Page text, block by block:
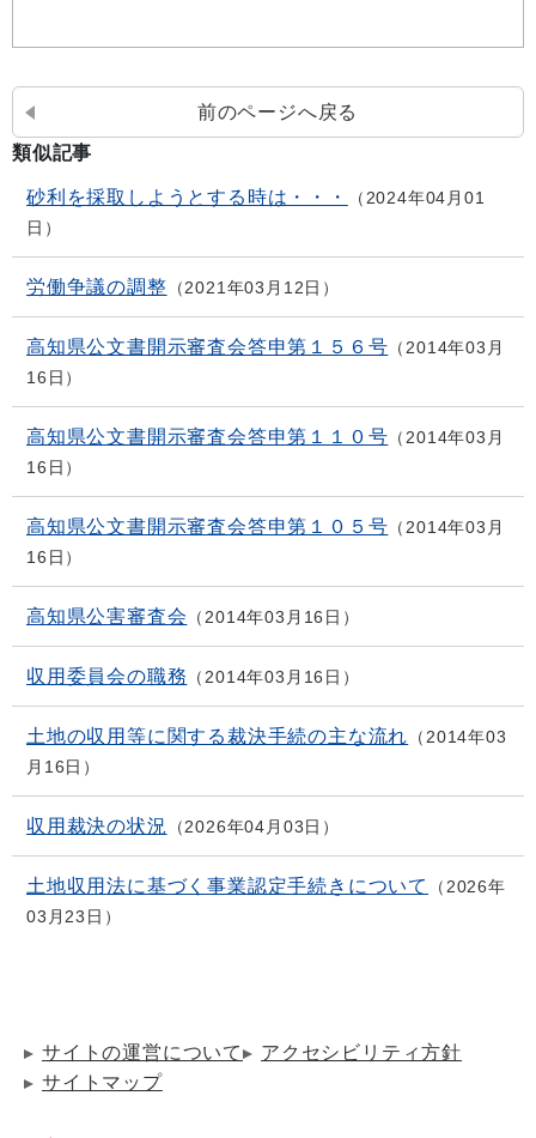
前のページへ戻る
類似記事
砂利を採取しようとする時は・・・
2024年04月01
日
労働争議の調整 2021年03月12日
高知県公文書開示審査会答申第１５６号
2014年03月
16日
高知県公文書開示審査会答申第１１０号
2014年03月
16日
高知県公文書開示審査会答申第１０５号
2014年03月
16日
高知県公害審査会 2014年03月16日
収用委員会の職務 2014年03月16日
土地の収用等に関する裁決手続の主な流れ
2014年03
月16日
収用裁決の状況 2026年04月03日
土地収用法に基づく事業認定手続きについて
2026年
03月23日
サイトの運営について
アクセシビリティ方針
サイトマップ